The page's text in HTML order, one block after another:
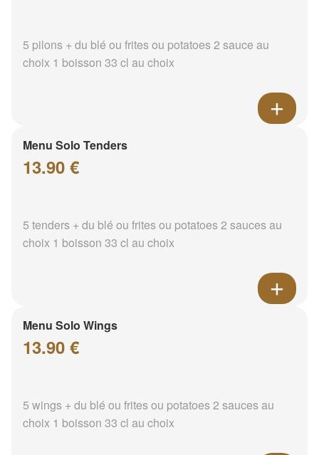
5 pilons + du blé ou frites ou potatoes 2 sauce au
choix 1 boisson 33 cl au choix
Menu Solo Tenders
13.90 €
5 tenders + du blé ou frites ou potatoes 2 sauces au
choix 1 boisson 33 cl au choix
Menu Solo Wings
13.90 €
5 wings + du blé ou frites ou potatoes 2 sauces au
choix 1 boisson 33 cl au choix